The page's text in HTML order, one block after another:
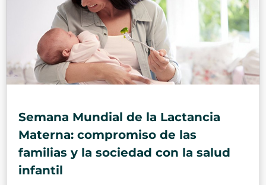
Semana Mundial de la Lactancia
Materna: compromiso de las
familias y la sociedad con la salud
infantil